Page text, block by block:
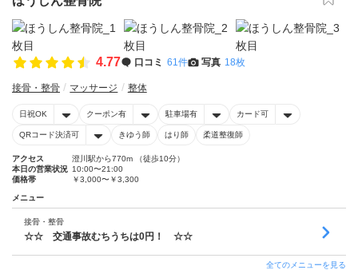
4.77 口コミ 61件 写真 18枚
接骨・整骨 マッサージ 整体
日祝OK クーポン有 駐車場有 カード可
QRコード決済可 きゆう師 はり師 柔道整復師
アクセス
澄川駅から770m （徒歩10分）
本日の営業状況 10:00〜21:00
価格帯
￥3,000〜￥3,300
メニュー
接骨・整骨
☆☆ 交通事故むちうちは0円！ ☆☆
全てのメニューを見る